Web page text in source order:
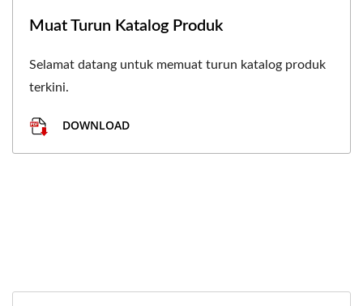
Muat Turun Katalog Produk
Selamat datang untuk memuat turun katalog produk
terkini.
DOWNLOAD